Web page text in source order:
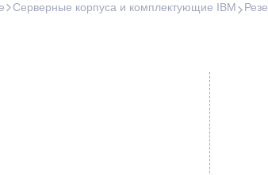
Серверные корпуса и комплектующие IBM